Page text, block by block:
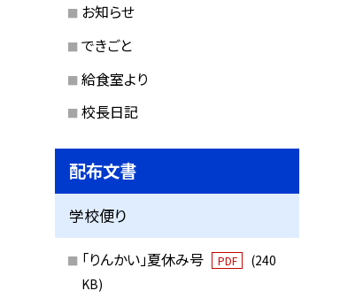
お知らせ
できごと
給食室より
校長日記
配布文書
学校便り
「りんかい」夏休み号 PDF
(240
KB)